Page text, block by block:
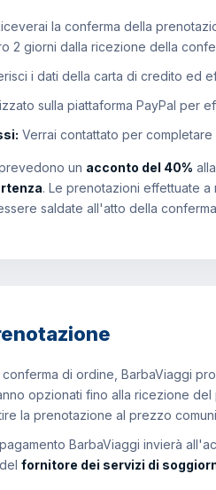
la conferma della
2 giorni dalla ricezione della
i dati della carta di credito ed
sulla piattaforma PayPal per
Verrai contattato per
un acconto del 40%
. Le prenotazioni effettuate
saldate all'atto della
di ordine, BarbaViaggi
opzionati fino alla ricezione
la prenotazione al prezzo
BarbaViaggi invierà
fornitore dei servizi di